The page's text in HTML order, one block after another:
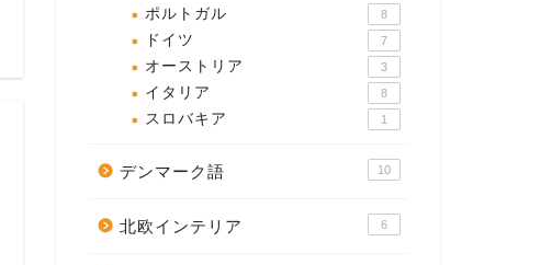
ポルトガル 8
ドイツ 7
オーストリア 3
イタリア 8
スロバキア 1
デンマーク語 10
北欧インテリア 6